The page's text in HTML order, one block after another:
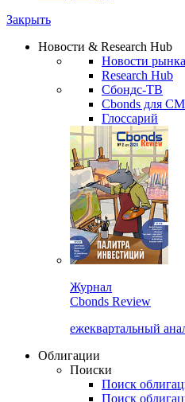
Watchlist
Сбондс Люди
Новости & Research Hub
Новости рынка
Research Hub
Сбондс-ТВ
Cbonds для
Глоссарий
Cbonds Review
ежеквартальный